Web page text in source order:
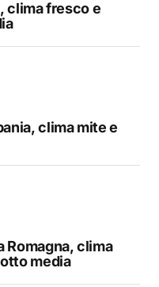
clima fresco e
clima mite e
Romagna, clima
media